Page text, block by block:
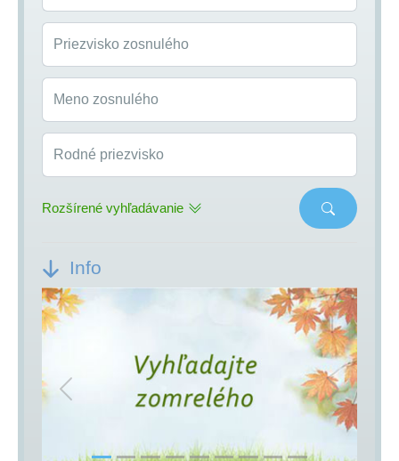
Priezvisko zosnulého
Meno zosnulého
Rodné priezvisko
Rozšírené vyhľadávanie
Info
Previous Next